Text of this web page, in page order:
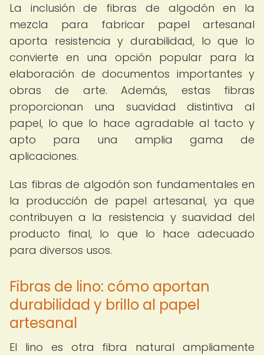
La inclusión de fibras de algodón en la
mezcla para fabricar papel artesanal
aporta resistencia y durabilidad, lo que lo
convierte en una opción popular para la
elaboración de documentos importantes y
obras de arte. Además, estas fibras
proporcionan una suavidad distintiva al
papel, lo que lo hace agradable al tacto y
apto para una amplia gama de
aplicaciones.
Las fibras de algodón son fundamentales en
la producción de papel artesanal, ya que
contribuyen a la resistencia y suavidad del
producto final, lo que lo hace adecuado
para diversos usos.
Fibras de lino: cómo aportan
durabilidad y brillo al papel
artesanal
El lino es otra fibra natural ampliamente